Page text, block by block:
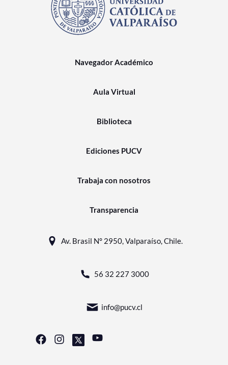
Navegador Académico
Aula Virtual
Biblioteca
Ediciones PUCV
Trabaja con nosotros
Transparencia
Av. Brasil N° 2950, Valparaíso, Chile.
56 32 227 3000
info@pucv.cl